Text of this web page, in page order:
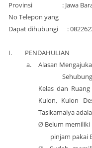
Provinsi : Jawa
No Telepon yang
Dapat dihubungi :
I.
PENDAHULIAN
a.
Alasan
Kelas dan
Kulon, Kulon
Tasikamalya
Ø Belum memiliki
pinjam pakai